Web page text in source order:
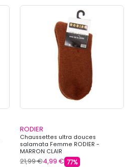
RODIER
Chaussettes ultra douces
salamata Femme RODIER -
MARRON CLAIR
21,99 €4,99 € 77%